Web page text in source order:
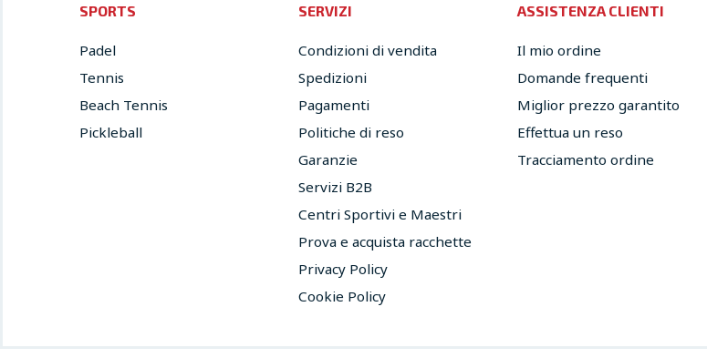
SPORTS
Padel
Tennis
Beach Tennis
Pickleball
SERVIZI
Condizioni di vendita
Spedizioni
Pagamenti
Politiche di reso
Garanzie
Servizi B2B
Centri Sportivi e Maestri
Prova e acquista racchette
Privacy Policy
Cookie Policy
ASSISTENZA CLIENTI
Il mio ordine
Domande frequenti
Miglior prezzo garantito
Effettua un reso
Tracciamento ordine